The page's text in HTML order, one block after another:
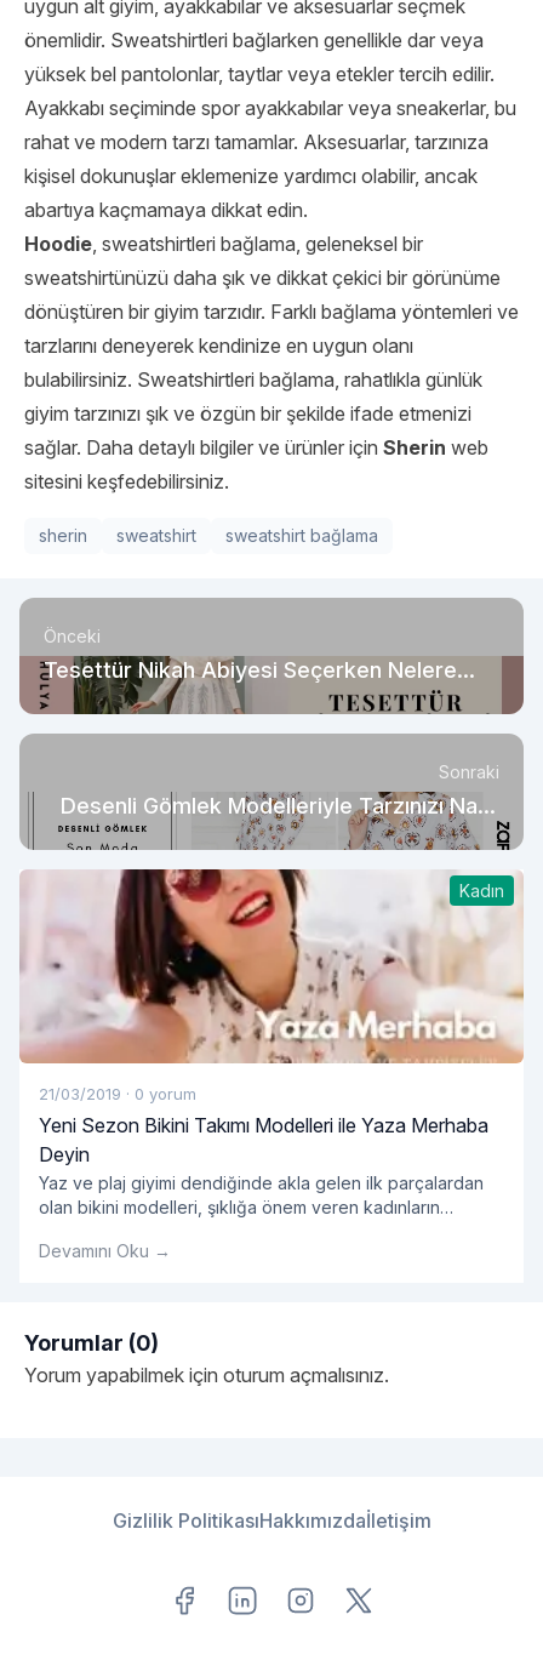
uygun alt giyim, ayakkabılar ve aksesuarlar seçmek
önemlidir. Sweatshirtleri bağlarken genellikle dar veya
yüksek bel pantolonlar, taytlar veya etekler tercih edilir.
Ayakkabı seçiminde spor ayakkabılar veya sneakerlar, bu
rahat ve modern tarzı tamamlar. Aksesuarlar, tarzınıza
kişisel dokunuşlar eklemenize yardımcı olabilir, ancak
abartıya kaçmamaya dikkat edin.
Hoodie, sweatshirtleri bağlama, geleneksel bir
sweatshirtünüzü daha şık ve dikkat çekici bir görünüme
dönüştüren bir giyim tarzıdır. Farklı bağlama yöntemleri ve
tarzlarını deneyerek kendinize en uygun olanı
bulabilirsiniz. Sweatshirtleri bağlama, rahatlıkla günlük
giyim tarzınızı şık ve özgün bir şekilde ifade etmenizi
sağlar. Daha detaylı bilgiler ve ürünler için Sherin web
sitesini keşfedebilirsiniz.
sherin sweatshirt sweatshirt bağlama
Önceki
Tesettür Nikah Abiyesi Seçerken Nelere
Dikkat Etmelisiniz?
Sonraki
Desenli Gömlek Modelleriyle Tarzınızı Nasıl
Öne Çıkarırsınız?
Kadın
21/03/2019 · 0 yorum
Yeni Sezon Bikini Takımı Modelleri ile Yaza Merhaba
Deyin
Yaz ve plaj giyimi dendiğinde akla gelen ilk parçalardan
olan bikini modelleri, şıklığa önem veren kadınların
birlikte yeni sezon bikini modelleri de özellikle kadın
sezon ürünlerini sizlerle buluşturan Enntrend, farklı beden
ve alternatif renk
Devamını Oku →
Yorumlar (0)
Yorum yapabilmek için oturum açmalısınız.
Gizlilik PolitikasıHakkımızdaİletişim